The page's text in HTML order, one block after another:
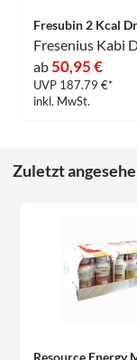
ab50,95 €
UVP 187.79 €*
inkl. MwSt.
Zuletzt